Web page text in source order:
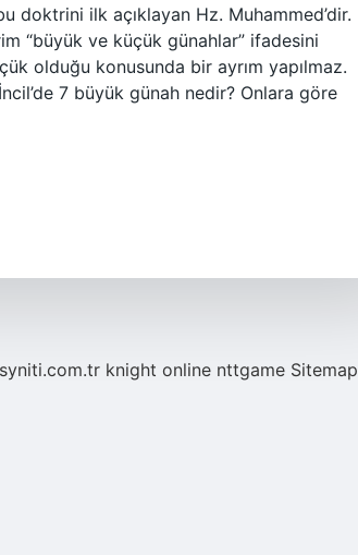
doktrini ilk açıklayan Hz. Muhammed’dir.
“büyük ve küçük günahlar” ifadesini
olduğu konusunda bir ayrım yapılmaz.
7 büyük günah nedir? Onlara göre
knight online nttgame Sitemap